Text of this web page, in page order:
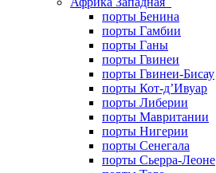
порты Бенина
порты Гамбии
порты Ганы
порты Гвинеи
порты Гвинеи-Бисау
порты Кот-д’Ивуар
порты Либерии
порты Мавритании
порты Нигерии
порты Сенегала
порты Сьерра-Леоне